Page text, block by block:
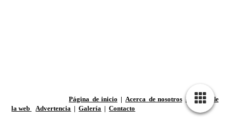
Página de inicio |Acerca de nosotros|
Mapa de
la web
Advertencia |Galería |Contacto